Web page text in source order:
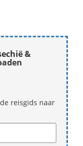
&
reisgids naar